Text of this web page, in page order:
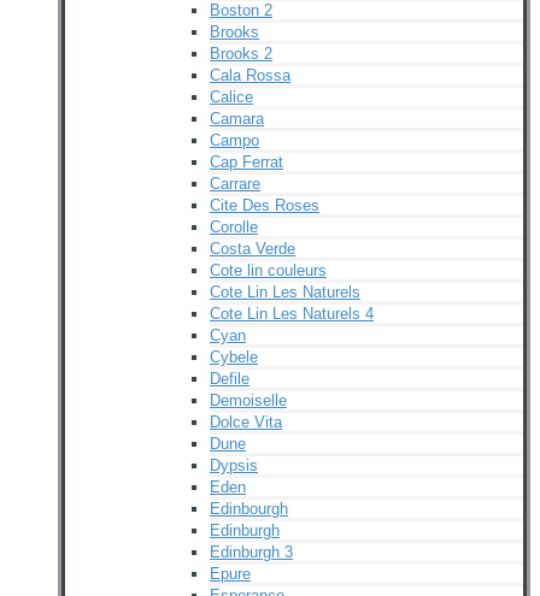
Boston 2
Brooks
Brooks 2
Cala Rossa
Calice
Camara
Campo
Cap Ferrat
Carrare
Cite Des Roses
Corolle
Costa Verde
Cote lin couleurs
Cote Lin Les Naturels
Cote Lin Les Naturels 4
Cyan
Cybele
Defile
Demoiselle
Dolce Vita
Dune
Dypsis
Eden
Edinbourgh
Edinburgh
Edinburgh 3
Epure